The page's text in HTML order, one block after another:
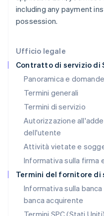
Ufficio legale
Contratto di servizio di
Panoramica e
Termini generali
Termini di servizio
Autorizzazione
dell'utente
Attività vietate e
Informativa sulla firma
Termini del fornitore di
Informativa sulla
banca acquirente
Termini SPC (Stati Uniti)
including any payment
possession.
ItalianoEnglish
Lettonia
Deutsch English
Lituania
English
Lussemburgo
FrançaisDeutschEnglish
Malaysia
English 简体中文
Malta
English
Messico
Español English
Norvegia
English
English
Paesi Bassi
NederlandsEnglish